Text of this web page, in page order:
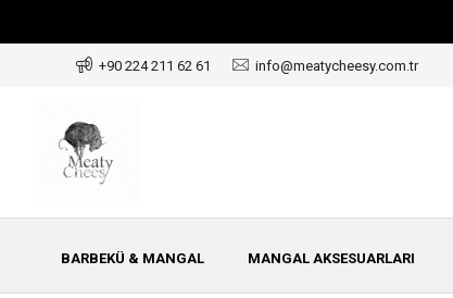
+90 224 211 62 61 info@meatycheesy.com.tr
BARBEKÜ & MANGAL MANGAL AKSESUARLARI